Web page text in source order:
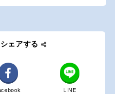
ェアする
LINE